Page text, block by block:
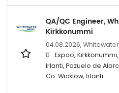
QA/QC Engineer,
Kirkkonummi
04.08.2026,
Espoo,
Irlanti, Pozuelo de
Co. Wicklow, Irlanti